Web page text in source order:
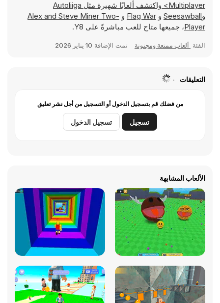
Multiplayer> واكتشف ألعابًا شهيرة مثل
Autoliiga
وSeesawball و Flag War و Alex and Steve Miner Two-
Player، جميعها متاح للعب مباشرةً على Y8.
الفئة ألعاب ممتعة ومجنونة تمت الإضافة 10 يناير 2026
التعليقات
من فضلك قم بتسجيل الدخول أو التسجيل من أجل نشر تعليق
تسجيل تسجيل الدخول
الألعاب المشابهة